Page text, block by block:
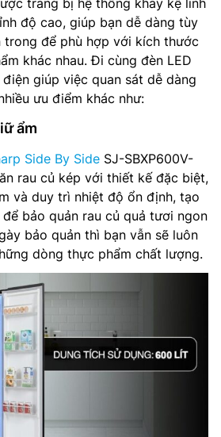
trang bị hệ thống khay kệ linh
độ cao, giúp bạn dễ dàng tùy
trong để phù hợp với kích thước
khác nhau. Đi cùng đèn LED
giúp việc quan sát dễ dàng
ưu điểm khác như:
ẩm
Side By Side SJ-SBXP600V-
rau củ kép với thiết kế đặc biệt,
và duy trì nhiệt độ ổn định, tạo
bảo quản rau củ quả tươi ngon
bảo quản thì bạn vẫn sẽ luôn
dòng thực phẩm chất lượng.